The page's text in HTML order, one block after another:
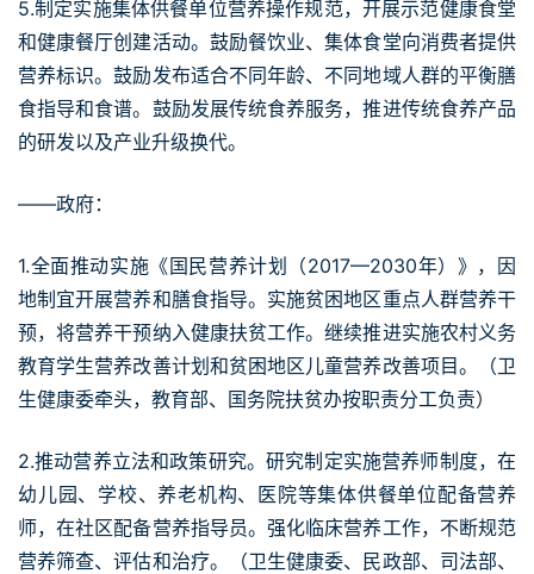
5.制定实施集体供餐单位营养操作规范，开展示范健康食堂
和健康餐厅创建活动。鼓励餐饮业、集体食堂向消费者提供
营养标识。鼓励发布适合不同年龄、不同地域人群的平衡膳
食指导和食谱。鼓励发展传统食养服务，推进传统食养产品
的研发以及产业升级换代。
——政府：
1.全面推动实施《国民营养计划（2017—2030年）》，因
地制宜开展营养和膳食指导。实施贫困地区重点人群营养干
预，将营养干预纳入健康扶贫工作。继续推进实施农村义务
教育学生营养改善计划和贫困地区儿童营养改善项目。（卫
生健康委牵头，教育部、国务院扶贫办按职责分工负责）
2.推动营养立法和政策研究。研究制定实施营养师制度，在
幼儿园、学校、养老机构、医院等集体供餐单位配备营养
师，在社区配备营养指导员。强化临床营养工作，不断规范
营养筛查、评估和治疗。（卫生健康委、民政部、司法部、